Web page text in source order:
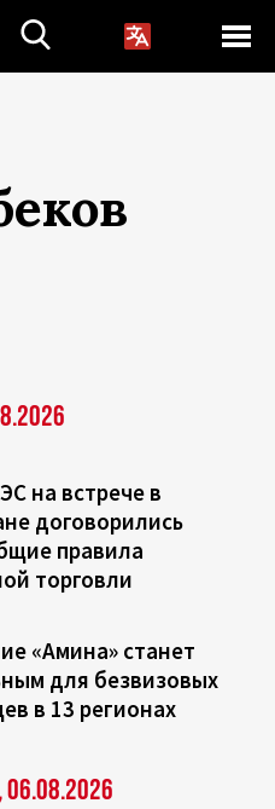
на встрече в
договорились
правила
торговли
«Амина» станет
для безвизовых
в 13 регионах